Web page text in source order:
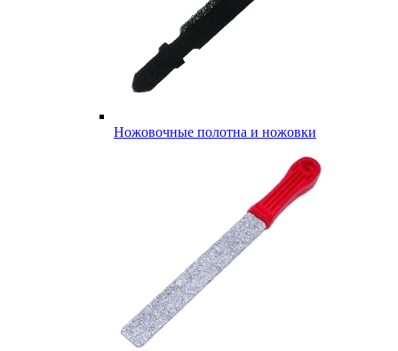
Ножовочные полотна и ножовки